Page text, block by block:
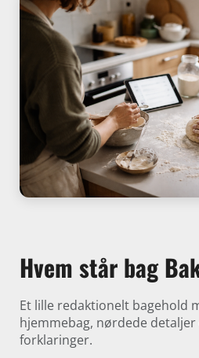
Hvem står bag
Et lille redaktionelt bagehold
hjemmebag, nørdede
forklaringer.